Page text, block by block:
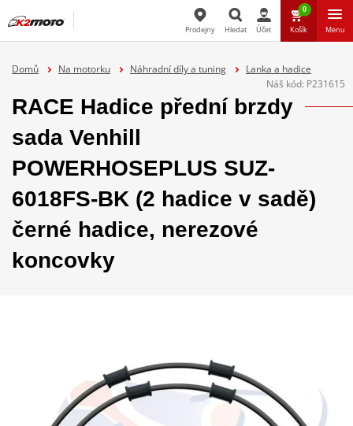
Hledat
Prodejny Hledat Účet
0
Košík Menu
Domů Na motorku Náhradní díly a tuning
Lanka a hadice
Náš kód: P231615
RACE Hadice přední brzdy
sada Venhill
POWERHOSEPLUS SUZ-
6018FS-BK (2 hadice v sadě)
černé hadice, nerezové
koncovky